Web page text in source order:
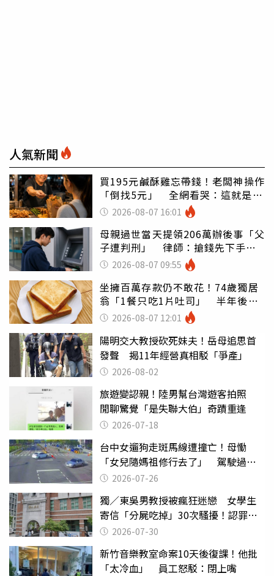
人氣新聞
買195元鹹酥雞忘帶錢！老闆神操作
「倒找5元」 全網看哭：這就是台
灣 2026-08-07 16:01
母親過世當天提領206萬辦後事「父
子遭判刑」 律師：搶錢先下手是
罪 2026-08-07 09:55
坐擁百萬存款仍不敢花！74歲獨居
翁「1餐只吃1片吐司」 半年後暴
瘦嚇壞女兒
2026-08-07 12:01
陽明交大教授砍死妹夫！岳母追思首
發聲 揭11年經營真相駁「爭產」
2026-08-02
旅遊變認親！陸男幫台灣遊客拍照
閒聊驚覺「是失聯大伯」奇蹟重逢
2026-07-18
台中女遛狗走斑馬線遭撞亡！母慟
「女兒隨媽祖修行去了」 駕駛過失
致死判9月
2026-07-26
獨／東吳男教授被瘋狂迷戀 女學生
寄信「分屍吃掉」30次騷擾！認罪免
關 2026-07-30
新竹音樂教室命案10天後復課！他批
「太冷血」 員工怒駁：閉上嘴